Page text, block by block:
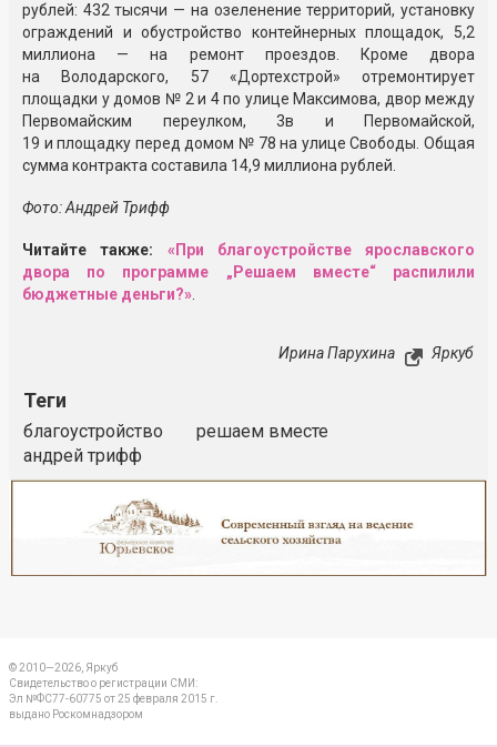
рублей: 432 тысячи — на озеленение территорий, установку
ограждений и обустройство контейнерных площадок, 5,2
миллиона — на ремонт проездов. Кроме двора
на Володарского, 57 «Дортехстрой» отремонтирует
площадки у домов № 2 и 4 по улице Максимова, двор между
Первомайским переулком, 3в и Первомайской,
19 и площадку перед домом № 78 на улице Свободы. Общая
сумма контракта составила 14,9 миллиона рублей.
Фото: Андрей Трифф
Читайте также: «При благоустройстве ярославского
двора по программе „Решаем вместе“ распилили
бюджетные деньги?».
Ирина Парухина Яркуб
Теги
благоустройство
решаем вместе
андрей трифф
© 2010—2026, Яркуб
Свидетельство о регистрации СМИ:
Эл №ФС77-60775 от 25 февраля 2015 г.
выдано Роскомнадзором